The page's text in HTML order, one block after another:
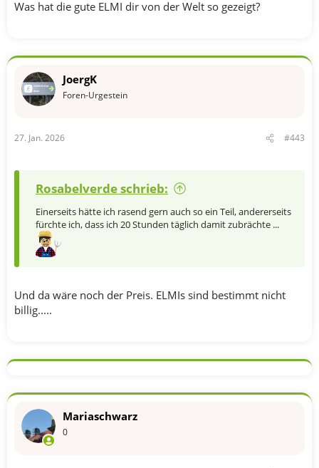
Was hat die gute ELMI dir von der Welt so gezeigt?
JoergK
Foren-Urgestein
27. Jan. 2026 #443
Rosabelverde schrieb:
Einerseits hätte ich rasend gern auch so ein Teil, andererseits
fürchte ich, dass ich 20 Stunden täglich damit zubrächte ...
Und da wäre noch der Preis. ELMIs sind bestimmt nicht
billig.....
Mariaschwarz
0